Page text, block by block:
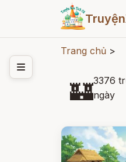
Trang chủ >
🏰3376
ngày